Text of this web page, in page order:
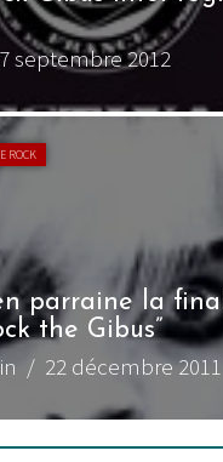
2012
ROCK
parraine la
the Gibus”
/ 22 décembre 2011